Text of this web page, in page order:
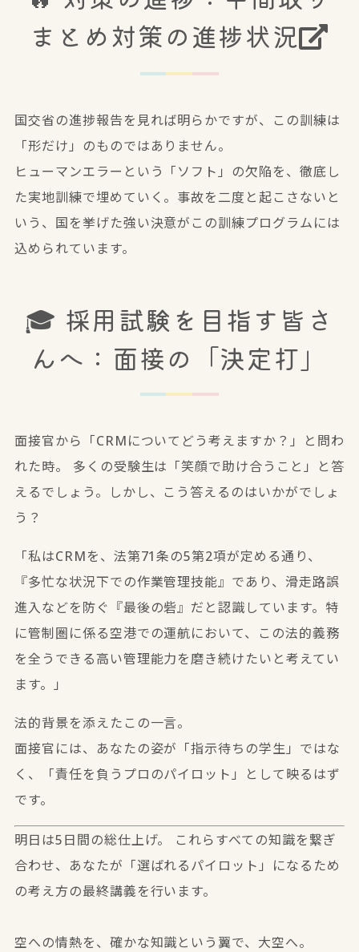
まとめ対策の進捗状況
国交省の進捗報告を見れば明らかですが、この訓練は
「形だけ」のものではありません。
ヒューマンエラーという「ソフト」の欠陥を、徹底し
た実地訓練で埋めていく。事故を二度と起こさないと
いう、国を挙げた強い決意がこの訓練プログラムには
込められています。
🎓 採用試験を目指す皆さ
んへ：面接の「決定打」
面接官から「CRMについてどう考えますか？」と問わ
れた時。 多くの受験生は「笑顔で助け合うこと」と答
えるでしょう。しかし、こう答えるのはいかがでしょ
う？
「私はCRMを、法第71条の5第2項が定める通り、
『多忙な状況下での作業管理技能』 であり、滑走路誤
進入などを防ぐ 『最後の砦』だと認識しています。特
に管制圏に係る空港での運航において、この法的義務
を全うできる高い管理能力を磨き続けたいと考えてい
ます。」
法的背景を添えたこの一言。
面接官には、あなたの姿が「指示待ちの学生」ではな
く、「責任を負うプロのパイロット」として映るはず
です。
明日は5日間の総仕上げ。 これらすべての知識を繋ぎ
合わせ、あなたが「選ばれるパイロット」になるため
の考え方の最終講義を行います。
空への情熱を、確かな知識という翼で、大空へ。